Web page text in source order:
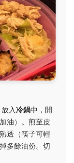
入冷鍋中，開
油）。煎至皮
透（筷子可輕
多餘油份。切